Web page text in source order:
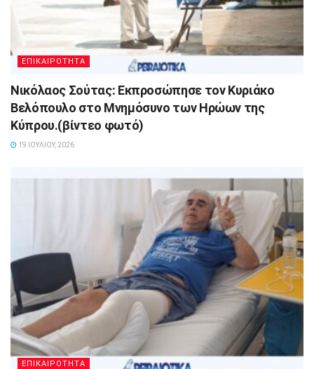
ΕΠΙΚΑΙΡΟΤΗΤΑ
Νικόλαος Σούτας: Εκπροσώπησε τον Κυριάκο
Βελόπουλο στο Μνημόσυνο των Ηρώων της
Κύπρου.(βίντεο φωτό)
19 ΙΟΥΛΊΟΥ, 2026
ΕΠΙΚΑΙΡΟΤΗΤΑ